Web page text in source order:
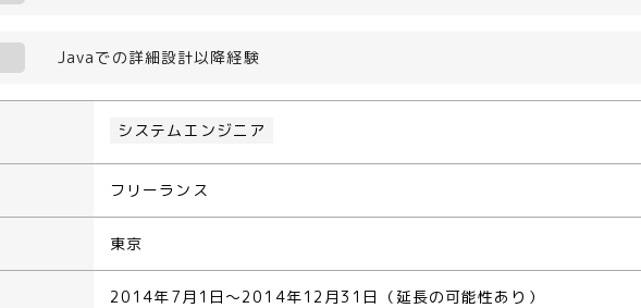
Javaでの詳細設計以降経験
システムエンジニア
フリーランス
東京
2014年7月1日～2014年12月31日（延長の可能性あり）